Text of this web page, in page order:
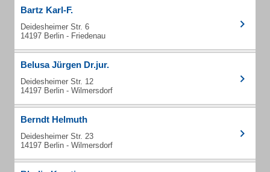
Bartz Karl-F.
Deidesheimer Str. 6
14197 Berlin - Friedenau
Belusa Jürgen Dr.jur.
Deidesheimer Str. 12
14197 Berlin - Wilmersdorf
Berndt Helmuth
Deidesheimer Str. 23
14197 Berlin - Wilmersdorf